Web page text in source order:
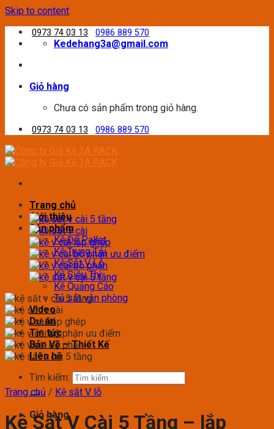
Skip to content
0973 74 03 13 0986 889 570
Kedehang3a@gmail.com
Giỏ hàng
Chưa có sản phẩm trong giỏ hàng.
0973 74 03 13 0986 889 570
Trang chủ
Giới thiệu
Sản phẩm
Kệ Để Pallet
Kệ Trung Tải
Kệ Sắt V Lỗ
Kệ Siêu Thị
Kệ Quảng Cáo
Tủ sắt văn phòng
Video
Dự án
Tin tức
Bản Vẽ – Thiết Kế
Liên hệ
Tìm kiếm:
Giỏ hàng
Trang chủ / Kệ sắt V lỗ
Kệ Sắt V Cài 5 Tầng – lắp